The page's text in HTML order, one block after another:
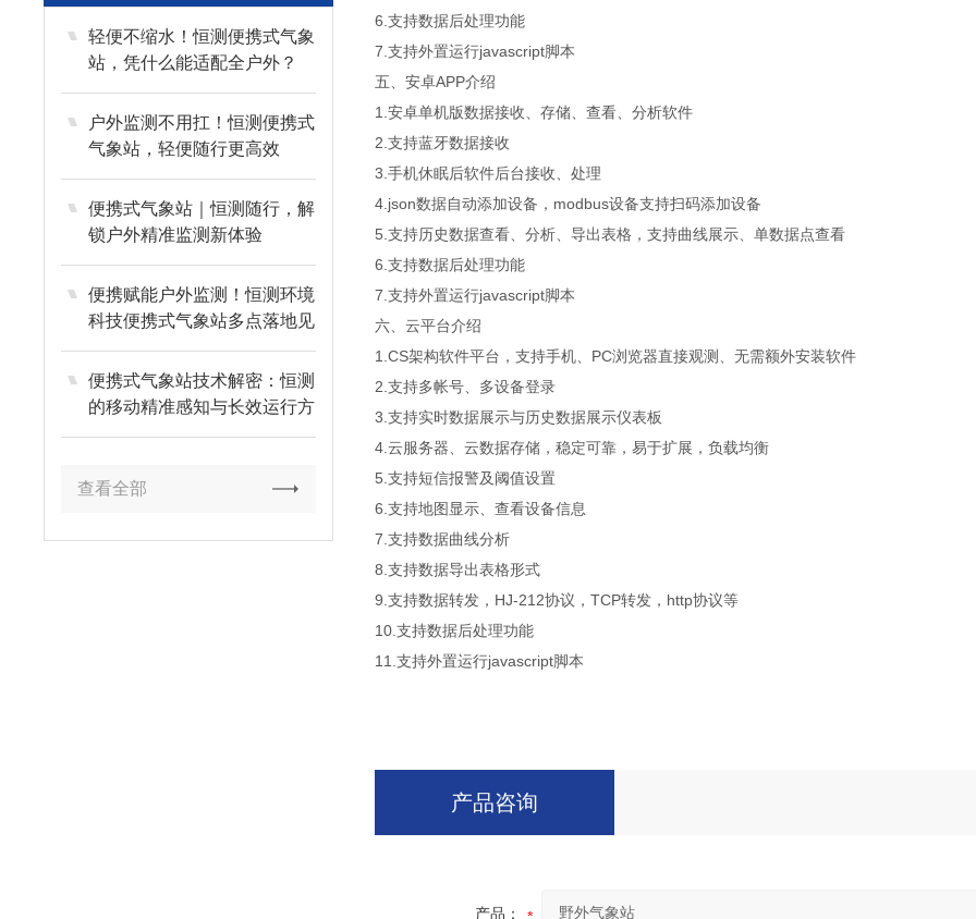
轻便不缩水！恒测便携式气象
站，凭什么能适配全户外？
户外监测不用扛！恒测便携式
气象站，轻便随行更高效
便携式气象站｜恒测随行，解
锁户外精准监测新体验
便携赋能户外监测！恒测环境
科技便携式气象站多点落地见
效
便携式气象站技术解密：恒测
的移动精准感知与长效运行方
案
查看全部
6.支持数据后处理功能
7.支持外置运行javascript脚本
五、安卓APP介绍
1.安卓单机版数据接收、存储、查看、分析软件
2.支持蓝牙数据接收
3.手机休眠后软件后台接收、处理
4.json数据自动添加设备，modbus设备支持扫码添加设备
5.支持历史数据查看、分析、导出表格，支持曲线展示、单数据点查看
6.支持数据后处理功能
7.支持外置运行javascript脚本
六、云平台介绍
1.CS架构软件平台，支持手机、PC浏览器直接观测、无需额外安装软件
2.支持多帐号、多设备登录
3.支持实时数据展示与历史数据展示仪表板
4.云服务器、云数据存储，稳定可靠，易于扩展，负载均衡
5.支持短信报警及阈值设置
6.支持地图显示、查看设备信息
7.支持数据曲线分析
8.支持数据导出表格形式
9.支持数据转发，HJ-212协议，TCP转发，http协议等
10.支持数据后处理功能
11.支持外置运行javascript脚本
产品咨询
产品：